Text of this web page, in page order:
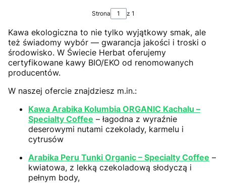
Strona z 1
Kawa ekologiczna to nie tylko wyjątkowy smak, ale
też świadomy wybór — gwarancja jakości i troski o
środowisko. W Świecie Herbat oferujemy
certyfikowane kawy BIO/EKO od renomowanych
producentów.
W naszej ofercie znajdziesz m.in.:
Kawa Arabika Kolumbia ORGANIC Kachalu –
Specialty Coffee – łagodna z wyraźnie
deserowymi nutami czekolady, karmelu i
cytrusów
Arabika Peru Tunki Organic – Specialty Coffee –
kwiatowa, z lekką czekoladową słodyczą i
pełnym body,